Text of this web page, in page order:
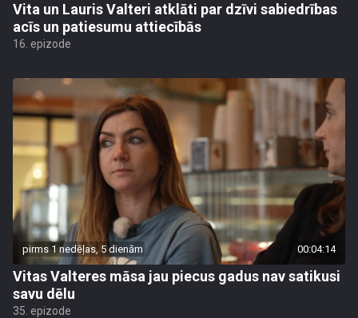
Vita un Lauris Valteri atklāti par dzīvi sabiedrības
acīs un patiesumu attiecībās
16. epizode
pirms 1 nedēļas, 5 dienām 00:04:14
Vitas Valteres māsa jau piecus gadus nav satikusi
savu dēlu
35. epizode